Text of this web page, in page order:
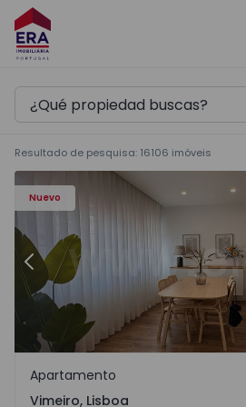
Resultado de pesquisa: 16106 imóveis
Nuevo
Apartamento T1 Lourinhã,
Anterior
Vimeiro, Lisboa
Apartamento
Vimeiro, Lisboa